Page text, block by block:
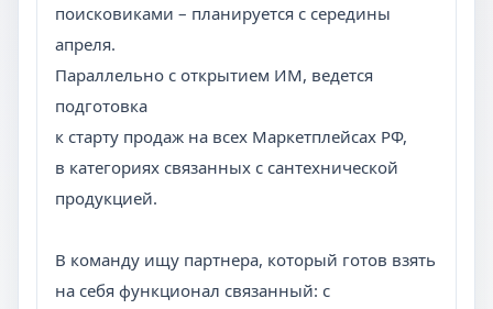
поисковиками – планируется с середины
апреля.
Параллельно с открытием ИМ, ведется
подготовка
к старту продаж на всех Маркетплейсах РФ,
в категориях связанных с сантехнической
продукцией.
В команду ищу партнера, который готов взять
на себя функционал связанный: с